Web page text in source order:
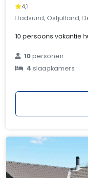
4,1
Hadsund, Ostjutland,
10 persoons vakantie
10personen
4slaapkamers